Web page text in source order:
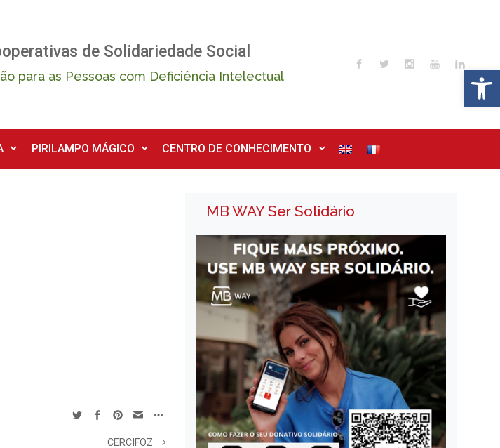
de Solidariedade Social
para as Pessoas com Deficiência Intelectual
PIRILAMPO MÁGICO CENTRO DE CONHECIMENTO
CERCIFOZ
MB WAY Ser Solidário